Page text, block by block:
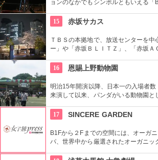
ョンのなかでもシンボルともいえる「
が揃う。
15 赤坂サカス
ＴＢＳの本拠地で、放送センターを中
ー」や「赤坂ＢＬＩＴＺ」、「赤坂Ａ
16
恩賜上野動物園
明治15年開演以降、日本一の入場者
来演して以来、パンダがいる動物園と
17
SINCERE GARDEN
B1Fから２Fまでの空間には、オーガ
パ、世界中から厳選されたオーガニッ